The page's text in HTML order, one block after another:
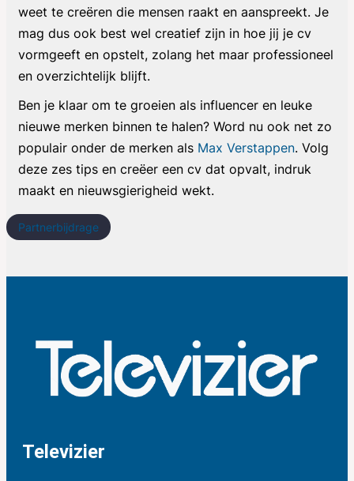
weet te creëren die mensen raakt en aanspreekt. Je
mag dus ook best wel creatief zijn in hoe jij je cv
vormgeeft en opstelt, zolang het maar professioneel
en overzichtelijk blijft.
Ben je klaar om te groeien als influencer en leuke
nieuwe merken binnen te halen? Word nu ook net zo
populair onder de merken als Max Verstappen. Volg
deze zes tips en creëer een cv dat opvalt, indruk
maakt en nieuwsgierigheid wekt.
Partnerbijdrage
Televizier